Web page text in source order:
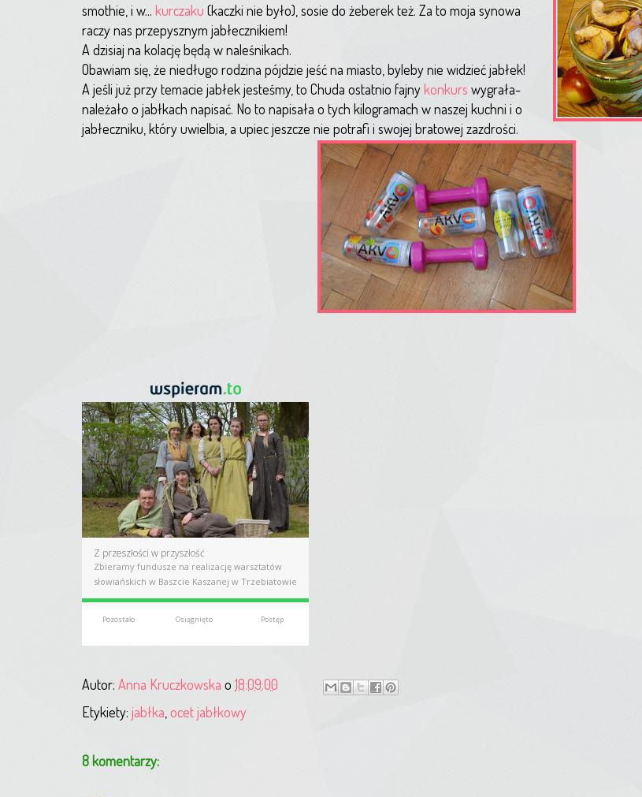
smothie, i w... kurczaku (kaczki nie było), sosie do żeberek też. Za to moja synowa
raczy nas przepysznym jabłecznikiem!
A dzisiaj na kolację będą w naleśnikach.
Obawiam się, że niedługo rodzina pójdzie jeść na miasto, byleby nie widzieć jabłek!
A jeśli już przy temacie jabłek jesteśmy, to Chuda ostatnio fajnykonkurs wygrała-
należało o jabłkach napisać. No to napisała o tych kilogramach w naszej kuchni i o
jabłeczniku, który uwielbia, a upiec jeszcze nie potrafi i swojej bratowej zazdrości.
Autor: Anna Kruczkowska o 18:09:00
Etykiety: jabłka ocet jabłkowy
8 komentarzy: